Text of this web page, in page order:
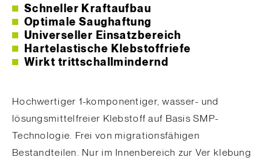
Schneller Kraftaufbau
Optimale Saughaftung
Universeller Einsatzbereich
Hartelastische Klebstoffriefe
Wirkt trittschallmindernd
Hochwertiger 1-komponentiger, wasser- und
lösungsmittelfreier Klebstoff auf Basis SMP-
Technologie. Frei von migrationsfähigen
Bestandteilen. Nur im Innenbereich zur Ver klebung